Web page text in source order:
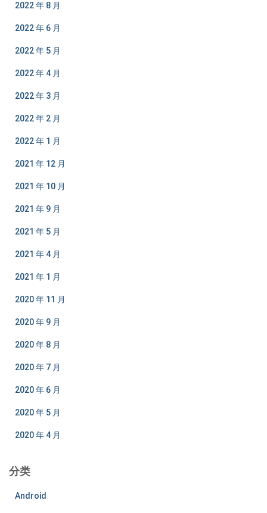
2022 年 8 月
2022 年 6 月
2022 年 5 月
2022 年 4 月
2022 年 3 月
2022 年 2 月
2022 年 1 月
2021 年 12 月
2021 年 10 月
2021 年 9 月
2021 年 5 月
2021 年 4 月
2021 年 1 月
2020 年 11 月
2020 年 9 月
2020 年 8 月
2020 年 7 月
2020 年 6 月
2020 年 5 月
2020 年 4 月
分类
Android